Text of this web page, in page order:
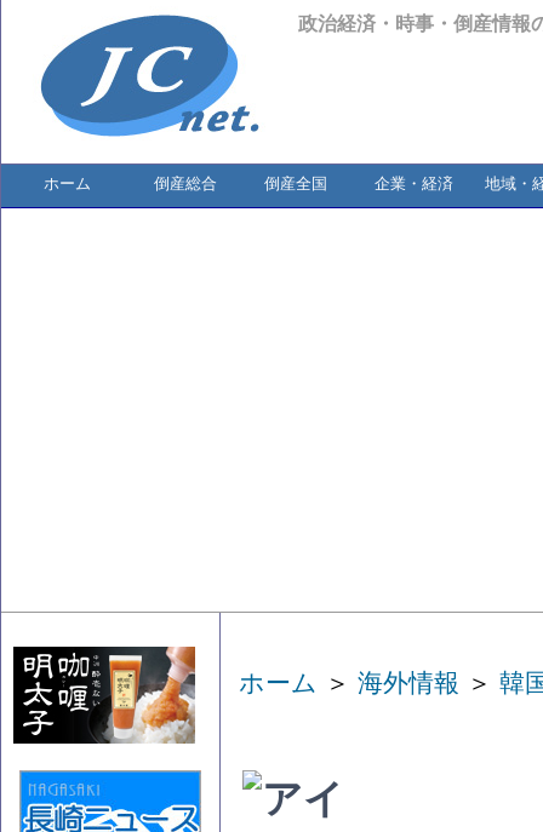
政治経済・時事・倒産情報
ホーム 倒産総合 倒産全国 企業・経済 地域・
ホーム ＞ 海外情報 ＞ 韓